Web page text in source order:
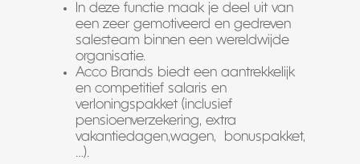
In deze functie maak je deel uit van
een zeer gemotiveerd en gedreven
salesteam binnen een wereldwijde
organisatie.
Acco Brands biedt een aantrekkelijk
en competitief salaris en
verloningspakket (inclusief
pensioenverzekering, extra
vakantiedagen,wagen, bonuspakket,
…).